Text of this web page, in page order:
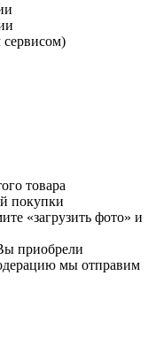
товара
покупки
«загрузить фото» и
приобрели
мы отправим